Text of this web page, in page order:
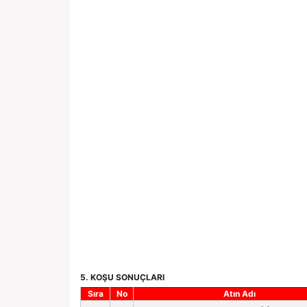
5. KOŞU SONUÇLARI
Sıra
No Atın Adı